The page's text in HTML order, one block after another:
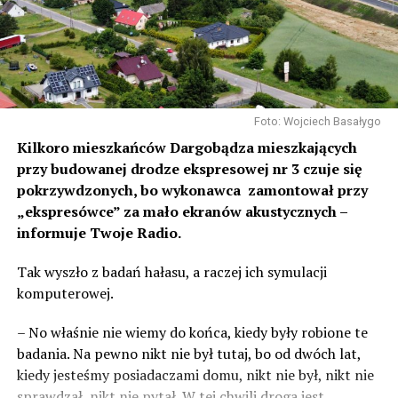
Foto: Wojciech Basałygo
Kilkoro mieszkańców Dargobądza mieszkających
przy budowanej drodze ekspresowej nr 3 czuje się
pokrzywdzonych, bo wykonawca zamontował przy
„ekspresówce” za mało ekranów akustycznych –
informuje Twoje Radio.
Tak wyszło z badań hałasu, a raczej ich symulacji
komputerowej.
– No właśnie nie wiemy do końca, kiedy były robione te
badania. Na pewno nikt nie był tutaj, bo od dwóch lat,
kiedy jesteśmy posiadaczami domu, nikt nie był, nikt nie